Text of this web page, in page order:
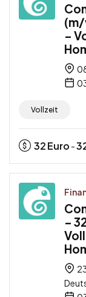
–
Vollzeit
32Euro -
–